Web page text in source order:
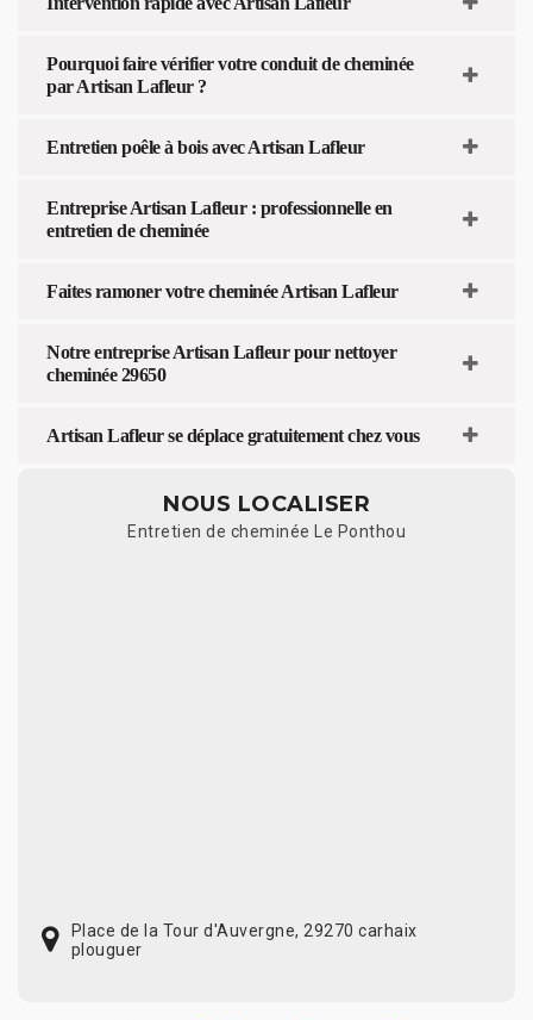
Pourquoi faire vérifier votre conduit de cheminée
par Artisan Lafleur ?
Entretien poêle à bois avec Artisan Lafleur
Entreprise Artisan Lafleur : professionnelle en
entretien de cheminée
Faites ramoner votre cheminée Artisan Lafleur
Notre entreprise Artisan Lafleur pour nettoyer
cheminée 29650
Artisan Lafleur se déplace gratuitement chez vous
NOUS LOCALISER
Entretien de cheminée Le Ponthou
Place de la Tour d'Auvergne, 29270 carhaix
plouguer